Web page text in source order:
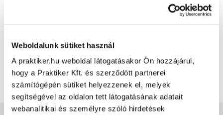
Weboldalunk sütiket használ
A praktiker.hu weboldal látogatásakor Ön hozzájárul,
hogy a Praktiker Kft. és szerződött partnerei
számítógépén sütiket helyezzenek el, melyek
segítségével az oldalon tett látogatásának adatait
webanalitikai és személyre szóló hirdetések
Muskátli tápoldat
Fényigény: Fénykedvelő, de nem közvetlen napfény
Termék méret szélesség: 18 cm
Termék méret mélysége:
15 cm
Termék méret magasság
20 cm
EAN: 5998795704140